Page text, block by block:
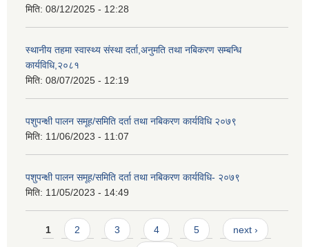
मिति: 08/12/2025 - 12:28
स्थानीय तहमा स्वास्थ्य संस्था दर्ता,अनुमति तथा नबिकरण सम्बन्धि
कार्यविधि,२०८१
मिति: 08/07/2025 - 12:19
पशुपन्क्षी पालन समूह/समिति दर्ता तथा नबिकरण कार्यविधि २०७९
मिति: 11/06/2023 - 11:07
पशुपन्क्षी पालन समूह/समिति दर्ता तथा नबिकरण कार्यविधि- २०७९
मिति: 11/05/2023 - 14:49
Pages
1 2 3 4 5 next ›